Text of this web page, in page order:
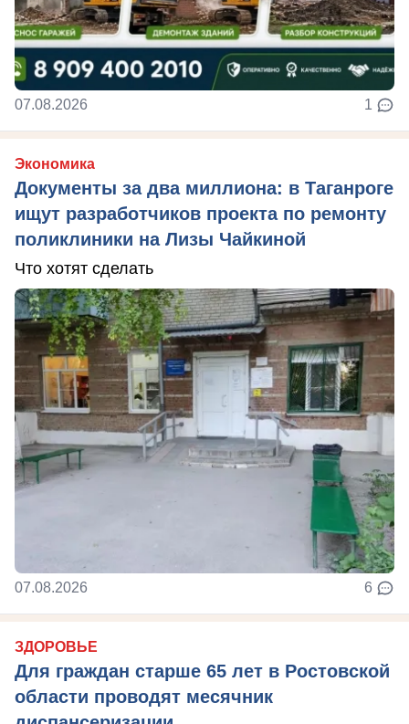
07.08.2026 1
Экономика
Документы за два миллиона: в Таганроге
ищут разработчиков проекта по ремонту
поликлиники на Лизы Чайкиной
Что хотят сделать
07.08.2026 6
ЗДОРОВЬЕ
Для граждан старше 65 лет в Ростовской
области проводят месячник